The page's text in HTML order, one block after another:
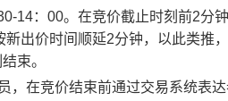
14：00。在竞价截止时刻前2分
新出价时间顺延2分钟，以此类推
束。
，在竞价结束前通过交易系统表